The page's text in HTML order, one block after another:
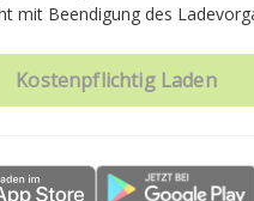
mit Beendigung des
Kostenpflichtig Laden